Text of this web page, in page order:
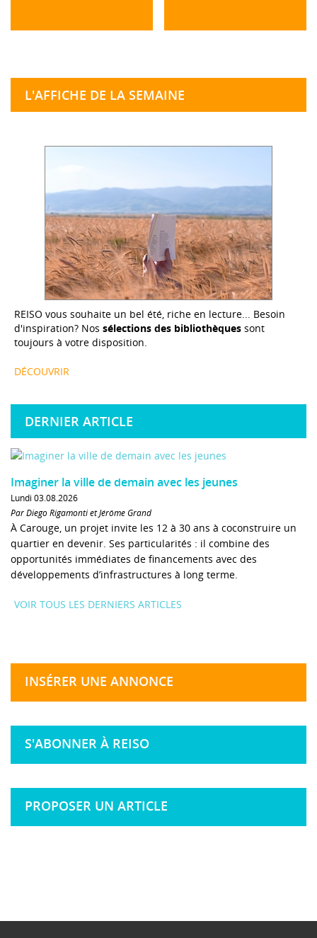
L'AFFICHE DE LA SEMAINE
REISO vous souhaite un bel été, riche en lecture... Besoin
d'inspiration? Nos sélections des bibliothèques sont
toujours à votre disposition.
DÉCOUVRIR
DERNIER ARTICLE
Imaginer la ville de demain avec les jeunes
Lundi 03.08.2026
Par Diego Rigamonti et Jérôme Grand
À Carouge, un projet invite les 12 à 30 ans à coconstruire un
quartier en devenir. Ses particularités : il combine des
opportunités immédiates de financements avec des
développements d’infrastructures à long terme.
VOIR TOUS LES DERNIERS ARTICLES
INSÉRER UNE ANNONCE
S'ABONNER À REISO
PROPOSER UN ARTICLE